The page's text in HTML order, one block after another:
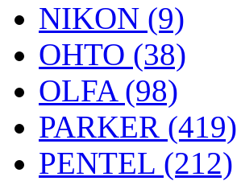
NIKON (9)
OHTO (38)
OLFA (98)
PARKER (419)
PENTEL (212)